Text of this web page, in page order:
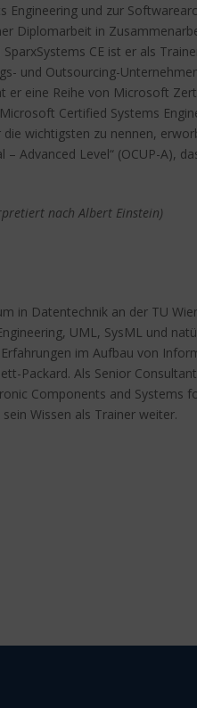
Engineering und zur
Diplomarbeit in
CE ist er als
und Outsourcing-
er eine Reihe von Microsoft
Certified Systems
wichtigsten zu nennen,
Advanced Level“ (OCUP-A),
nach Albert Einstein)
in Datentechnik an der TU
UML, SysML und
im Aufbau von
Packard. Als Senior
Components and Systems
Wissen als Trainer weiter.